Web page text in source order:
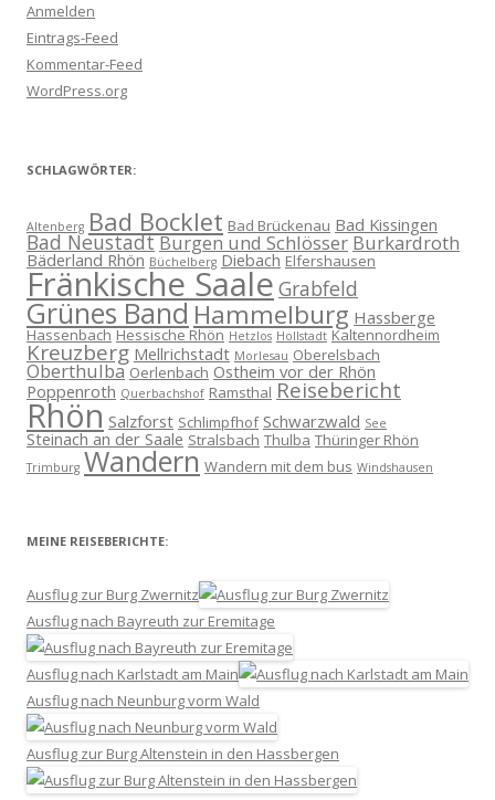
Anmelden
Eintrags-Feed
Kommentar-Feed
WordPress.org
SCHLAGWÖRTER:
Altenberg Bad Bocklet Bad Brückenau Bad Kissingen
Bad NeustadtBurgen und Schlösser Burkardroth
Bäderland Rhön Büchelberg Diebach Elfershausen
Fränkische Saale Grabfeld
Grünes BandHammelburg Hassberge
Hassenbach Hessische Rhön Hetzlos Hollstadt Kaltennordheim
Kreuzberg Mellrichstadt Morlesau Oberelsbach
Oberthulba Oerlenbach Ostheim vor der Rhön
Poppenroth Querbachshof Ramsthal Reisebericht
Rhön Salzforst Schlimpfhof Schwarzwald See
Steinach an der Saale Stralsbach Thulba Thüringer Rhön
Trimburg Wandern Wandern mit dem bus Windshausen
MEINE REISEBERICHTE:
Ausflug zur Burg Zwernitz
Ausflug nach Bayreuth zur Eremitage
Ausflug nach Karlstadt am Main
Ausflug nach Neunburg vorm Wald
Ausflug zur Burg Altenstein in den Hassbergen